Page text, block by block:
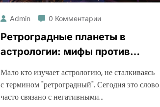
Admin 0 Комментарии
Ретроградные планеты в
астрологии: мифы против
Мало кто изучает астрологию, не сталкиваясь
с термином "ретроградный". Сегодня это слово
часто связано с негативными…